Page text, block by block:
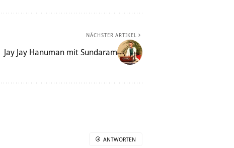
NÄCHSTER ARTIKEL
Jay Jay Hanuman mit Sundaram
ANTWORTEN